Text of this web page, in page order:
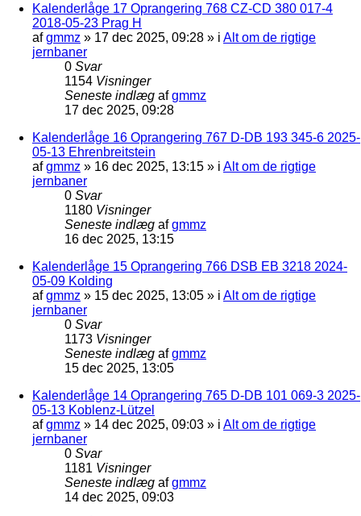
Kalenderlåge 17 Oprangering 768 CZ-CD 380 017-4
2018-05-23 Prag H
afgmmz » 17 dec 2025, 09:28 » i Alt om de rigtige
jernbaner
0 Svar
1154 Visninger
Seneste indlæg afgmmz
17 dec 2025, 09:28
Kalenderlåge 16 Oprangering 767 D-DB 193 345-6 2025-
05-13 Ehrenbreitstein
afgmmz » 16 dec 2025, 13:15 » i Alt om de rigtige
jernbaner
0 Svar
1180 Visninger
Seneste indlæg afgmmz
16 dec 2025, 13:15
Kalenderlåge 15 Oprangering 766 DSB EB 3218 2024-
05-09 Kolding
afgmmz » 15 dec 2025, 13:05 » i Alt om de rigtige
jernbaner
0 Svar
1173 Visninger
Seneste indlæg afgmmz
15 dec 2025, 13:05
Kalenderlåge 14 Oprangering 765 D-DB 101 069-3 2025-
05-13 Koblenz-Lützel
afgmmz » 14 dec 2025, 09:03 » i Alt om de rigtige
jernbaner
0 Svar
1181 Visninger
Seneste indlæg afgmmz
14 dec 2025, 09:03